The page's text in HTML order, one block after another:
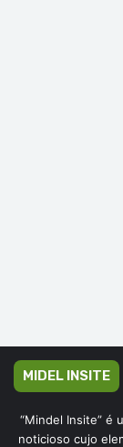
MIDEL INSITE
“Mindel Insite” é
noticioso cujo